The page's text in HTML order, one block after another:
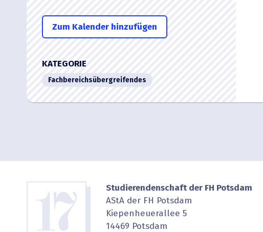
Zum Kalender hinzufügen
KATEGORIE
Fachbe­reichs­über­grei­fendes
Studierendenschaft der FH Potsdam
AStA der FH Potsdam
Kiepenheuerallee 5
14469 Potsdam